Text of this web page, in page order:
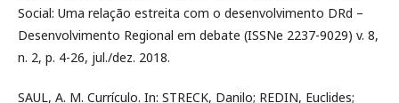
Social: Uma relação estreita com o desenvolvimento DRd –
Desenvolvimento Regional em debate (ISSNe 2237-9029) v. 8,
n. 2, p. 4-26, jul./dez. 2018.
SAUL, A. M. Currículo. In: STRECK, Danilo; REDIN, Euclides;